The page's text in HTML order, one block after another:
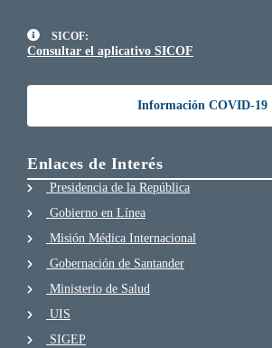
SICOF:
Consultar el aplicativo SICOF
Información COVID-19
Enlaces de Interés
Presidencia de la República
Gobierno en Línea
Misión Médica Internacional
Gobernación de Santander
Ministerio de Salud
UIS
SIGEP